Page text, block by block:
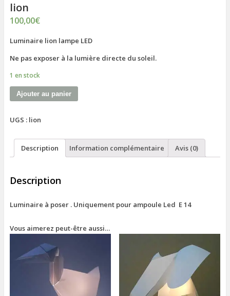
lion
100,00€
Luminaire lion lampe LED
Ne pas exposer à la lumière directe du soleil.
1 en stock
Ajouter au panier
UGS : lion
Description Information complémentaire Avis (0)
Description
Luminaire à poser . Uniquement pour ampoule Led E 14
Vous aimerez peut-être aussi…